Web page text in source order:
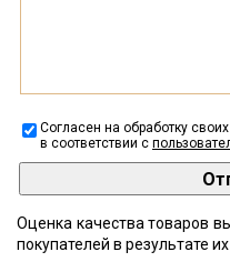
Согласен на обработку
в соответствии с
Оценка качества товаров
покупателей в результате